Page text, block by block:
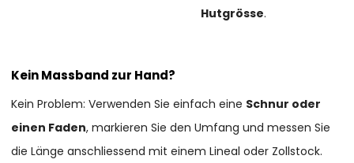
Hutgrösse.
Kein Massband zur Hand?
Kein Problem: Verwenden Sie einfach eine Schnur oder
einen Faden, markieren Sie den Umfang und messen Sie
die Länge anschliessend mit einem Lineal oder Zollstock.